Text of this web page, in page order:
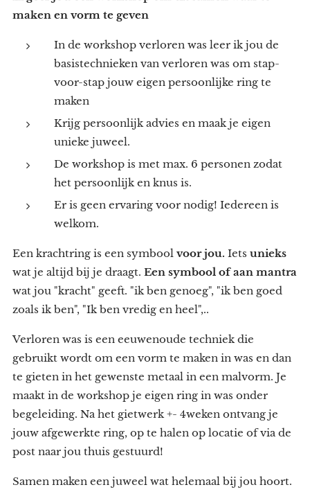
maken en vorm te geven
In de workshop verloren was leer ik jou de
basistechnieken van verloren was om stap-
voor-stap jouw eigen persoonlijke ring te
maken
Krijg persoonlijk advies en maak je eigen
unieke juweel.
De workshop is met max. 6 personen zodat
het persoonlijk en knus is.
Er is geen ervaring voor nodig! Iedereen is
welkom.
Een krachtring is een symbool voor jou. Iets unieks
wat je altijd bij je draagt. Een symbool of aan mantra
wat jou "kracht" geeft. "ik ben genoeg", "ik ben goed
zoals ik ben", "Ik ben vredig en heel",..
Verloren was is een eeuwenoude techniek die
gebruikt wordt om een vorm te maken in was en dan
te gieten in het gewenste metaal in een malvorm. Je
maakt in de workshop je eigen ring in was onder
begeleiding. Na het gietwerk +- 4weken ontvang je
jouw afgewerkte ring, op te halen op locatie of via de
post naar jou thuis gestuurd!
Samen maken een juweel wat helemaal bij jou hoort.